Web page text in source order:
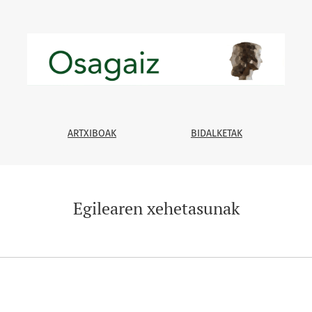
ARTXIBOAK BIDALKETAK
Egilearen xehetasunak